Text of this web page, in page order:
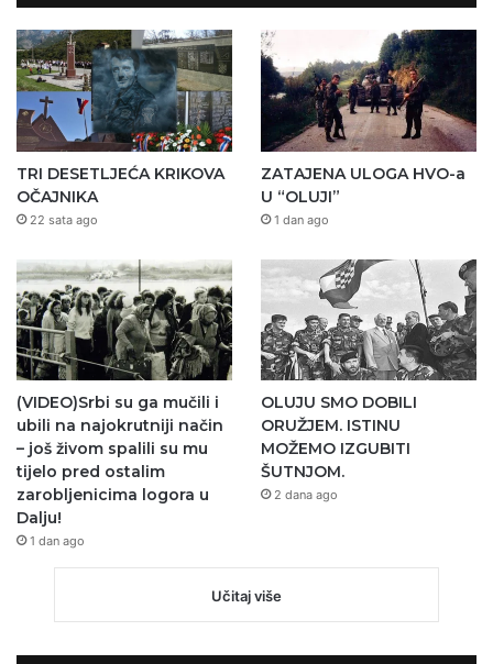
TRI DESETLJEĆA KRIKOVA
OČAJNIKA
22 sata ago
ZATAJENA ULOGA HVO-a
U “OLUJI”
1 dan ago
(VIDEO)Srbi su ga mučili i
ubili na najokrutniji način
– još živom spalili su mu
tijelo pred ostalim
zarobljenicima logora u
Dalju!
1 dan ago
OLUJU SMO DOBILI
ORUŽJEM. ISTINU
MOŽEMO IZGUBITI
ŠUTNJOM.
2 dana ago
Učitaj više